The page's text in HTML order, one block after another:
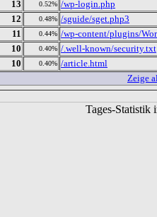
13 0.52% /wp-login.php
12 0.48% /sguide/sget.php3
11 0.44% /wp-content/plugins/
10 0.40% /.well-known/security.txt
10 0.40% /article.html
Zeige